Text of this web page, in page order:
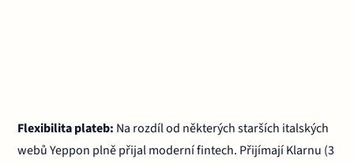
Flexibilita plateb: Na rozdíl od některých starších italských
webů Yeppon plně přijal moderní fintech. Přijímají Klarnu (3